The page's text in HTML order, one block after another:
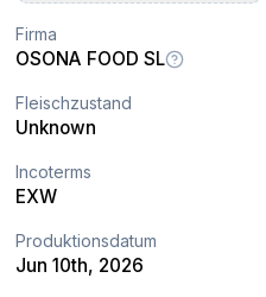
Firma
OSONA FOOD SL
Fleischzustand
Unknown
Incoterms
EXW
Produktionsdatum
Jun 10th, 2026